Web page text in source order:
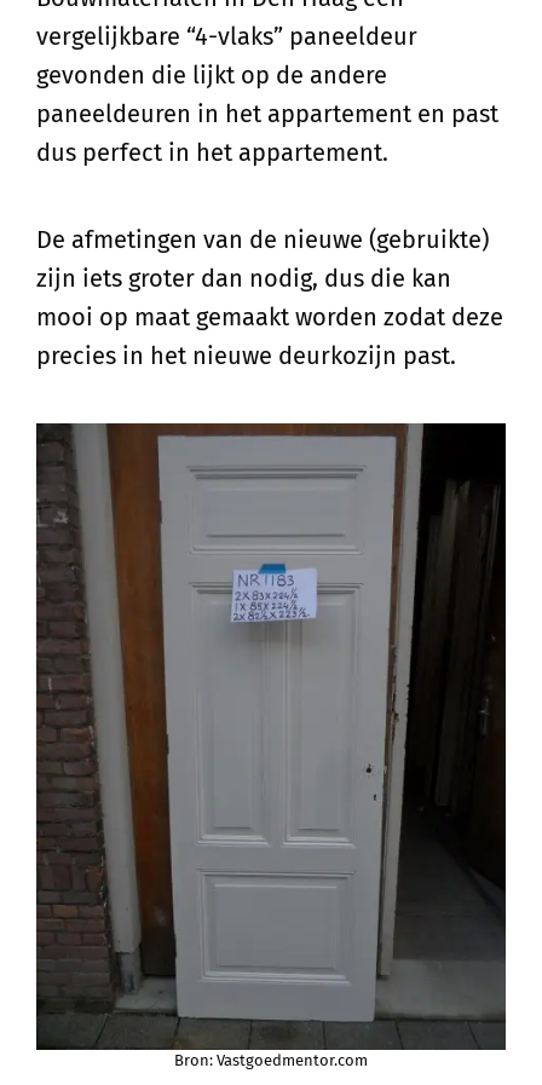
vergelijkbare “4-vlaks” paneeldeur
gevonden die lijkt op de andere
paneeldeuren in het appartement en past
dus perfect in het appartement.
De afmetingen van de nieuwe (gebruikte)
zijn iets groter dan nodig, dus die kan
mooi op maat gemaakt worden zodat deze
precies in het nieuwe deurkozijn past.
Bron: Vastgoedmentor.com